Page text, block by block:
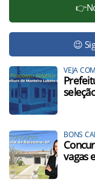
😉
VEJA
BONS
vagas